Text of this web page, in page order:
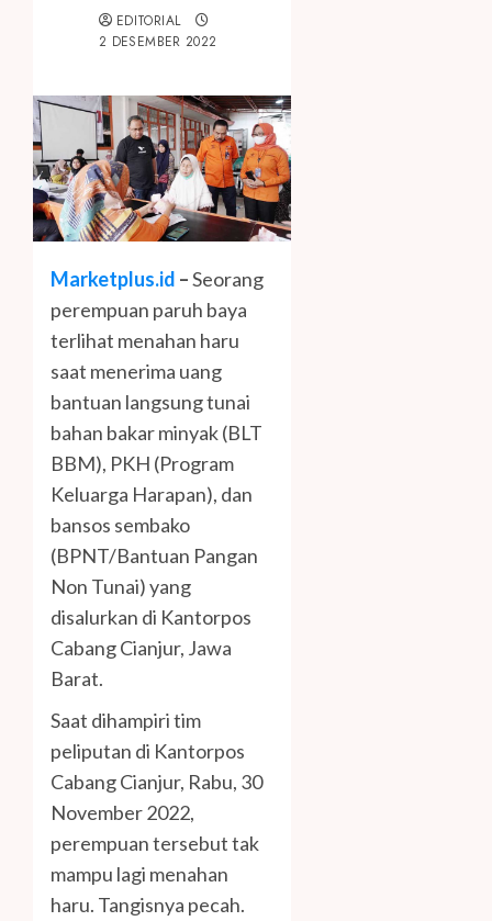
EDITORIAL
2 DESEMBER 2022
Marketplus.id –Seorang
perempuan paruh baya
terlihat menahan haru
saat menerima uang
bantuan langsung tunai
bahan bakar minyak (BLT
BBM), PKH (Program
Keluarga Harapan), dan
bansos sembako
(BPNT/Bantuan Pangan
Non Tunai) yang
disalurkan di Kantorpos
Cabang Cianjur, Jawa
Barat.
Saat dihampiri tim
peliputan di Kantorpos
Cabang Cianjur, Rabu, 30
November 2022,
perempuan tersebut tak
mampu lagi menahan
haru. Tangisnya pecah.